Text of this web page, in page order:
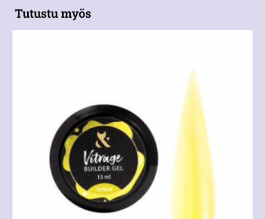
Tutustu myös